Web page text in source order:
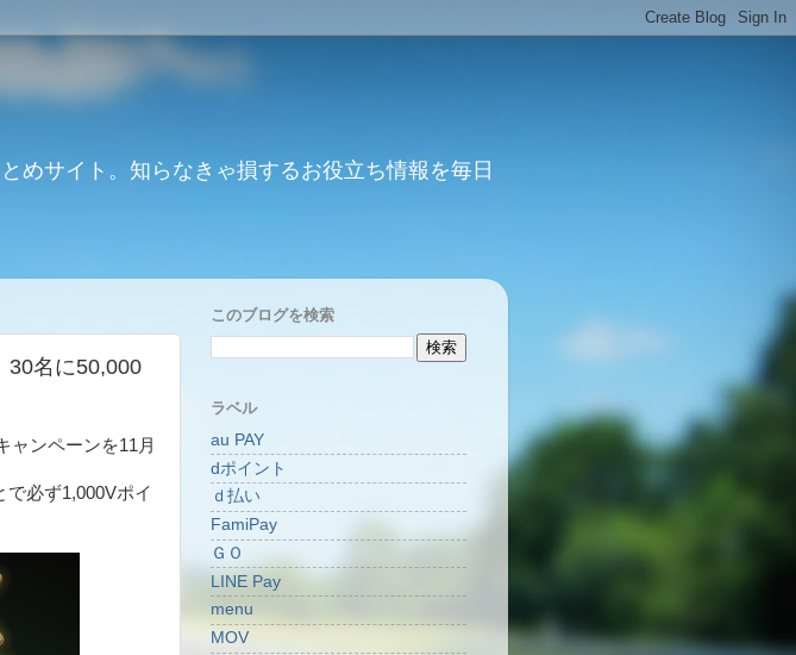
めサイト。知らなきゃ損するお役立ち情報を毎日
30名に50,000
ャンペーンを11月
必ず1,000Vポイ
このブログを検索
ラベル
au PAY
dポイント
ｄ払い
FamiPay
ＧＯ
LINE Pay
menu
MOV